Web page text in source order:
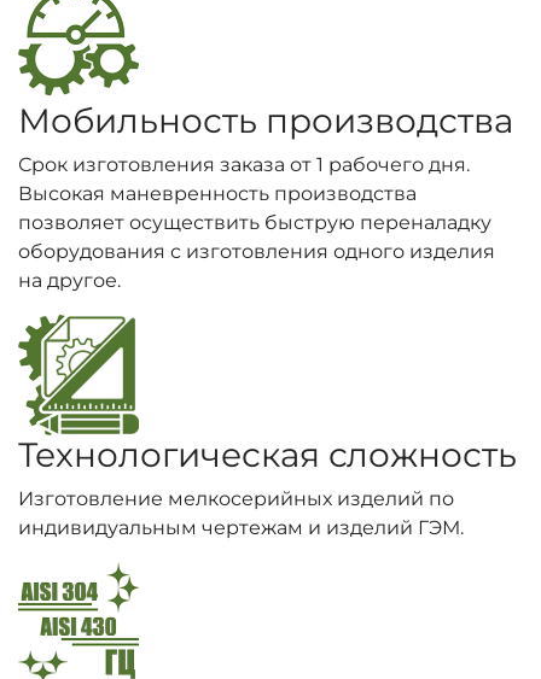
Мобильность производства
Срок изготовления заказа от 1 рабочего дня.
Высокая маневренность производства
позволяет осуществить быструю переналадку
оборудования с изготовления одного изделия
на другое.
Технологическая сложность
Изготовление мелкосерийных изделий по
индивидуальным чертежам и изделий ГЭМ.